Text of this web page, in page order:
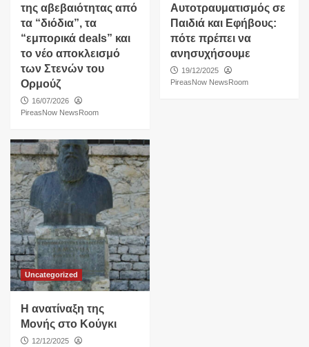
της αβεβαιότητας από
τα “διόδια”, τα
“εμπορικά deals” και
το νέο αποκλεισμό
των Στενών του
Ορμούζ
16/07/2026
PireasNow NewsRoom
Αυτοτραυματισμός σε
Παιδιά και Εφήβους:
πότε πρέπει να
ανησυχήσουμε
19/12/2025
PireasNow NewsRoom
Uncategorized
Η ανατίναξη της
Μονής στο Κούγκι
12/12/2025